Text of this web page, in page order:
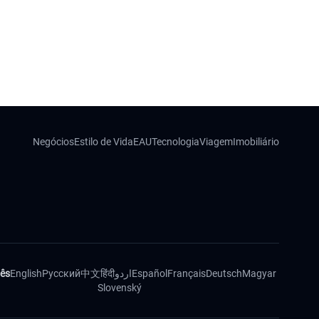
NegóciosEstilo de VidaEAUTecnologiaViagemImobiliário
EnglishРусский中文हिंदीاردوEspañol FrançaisDeutschMagyar
Slovenský